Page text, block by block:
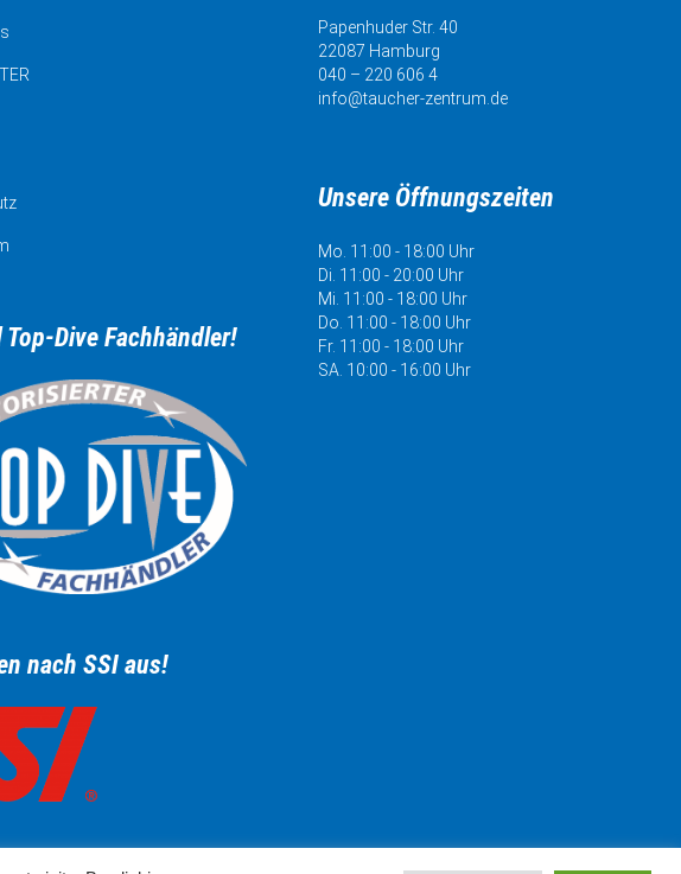
Top-Dive Fachhändler!
nach SSI aus!
Papenhuder Str. 40
22087 Hamburg
040 – 220 606 4
info@taucher-zentrum.de
Unsere Öffnungszeiten
Mo. 11:00 - 18:00 Uhr
Di. 11:00 - 20:00 Uhr
Mi. 11:00 - 18:00 Uhr
Do. 11:00 - 18:00 Uhr
Fr. 11:00 - 18:00 Uhr
SA. 10:00 - 16:00 Uhr